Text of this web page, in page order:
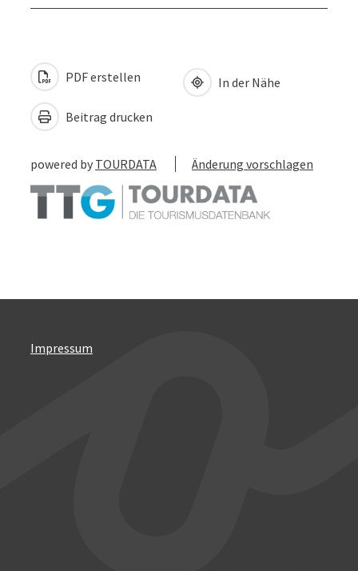
PDF erstellen
Beitrag drucken
In der Nähe
powered by TOURDATA Änderung vorschlagen
Impressum